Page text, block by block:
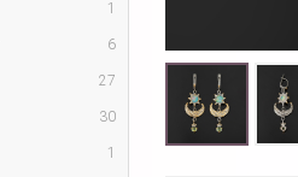
1
6
27
30
1